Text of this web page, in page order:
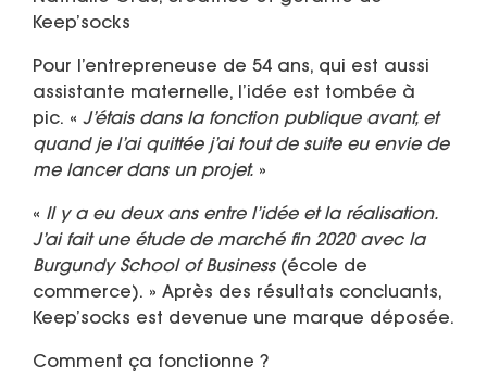
Keep’socks
Pour l’entrepreneuse de 54 ans, qui est aussi
assistante maternelle, l’idée est tombée à
pic. « J’étais dans la fonction publique avant, et
quand je l’ai quittée j’ai tout de suite eu envie de
me lancer dans un projet. »
« Il y a eu deux ans entre l’idée et la réalisation.
J’ai fait une étude de marché fin 2020 avec la
Burgundy School of Business(école de
commerce). » Après des résultats concluants,
Keep’socks est devenue une marque déposée.
Comment ça fonctionne ?